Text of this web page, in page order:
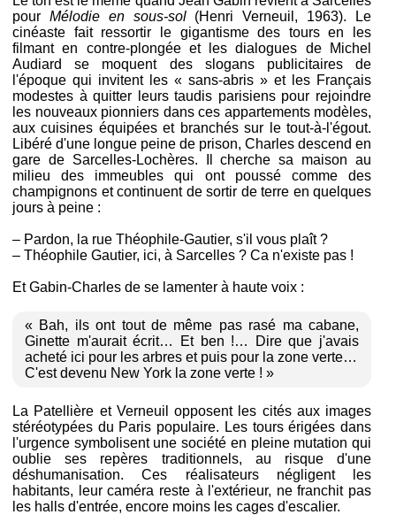
pour Mélodie en sous-sol(Henri Verneuil, 1963). Le
cinéaste fait ressortir le gigantisme des tours en les
filmant en contre-plongée et les dialogues de Michel
Audiard se moquent des slogans publicitaires de
l'époque qui invitent les « sans-abris » et les Français
modestes à quitter leurs taudis parisiens pour rejoindre
les nouveaux pionniers dans ces appartements modèles,
aux cuisines équipées et branchés sur le tout-à-l'égout.
Libéré d'une longue peine de prison, Charles descend en
gare de Sarcelles-Lochères. Il cherche sa maison au
milieu des immeubles qui ont poussé comme des
champignons et continuent de sortir de terre en quelques
jours à peine :
– Pardon, la rue Théophile-Gautier, s'il vous plaît ?
– Théophile Gautier, ici, à Sarcelles ? Ca n'existe pas !
Et Gabin-Charles de se lamenter à haute voix :
« Bah, ils ont tout de même pas rasé ma cabane,
Ginette m'aurait écrit… Et ben !… Dire que j'avais
acheté ici pour les arbres et puis pour la zone verte…
C'est devenu New York la zone verte ! »
La Patellière et Verneuil opposent les cités aux images
stéréotypées du Paris populaire. Les tours érigées dans
l'urgence symbolisent une société en pleine mutation qui
oublie ses repères traditionnels, au risque d'une
déshumanisation. Ces réalisateurs négligent les
habitants, leur caméra reste à l'extérieur, ne franchit pas
les halls d'entrée, encore moins les cages d'escalier.